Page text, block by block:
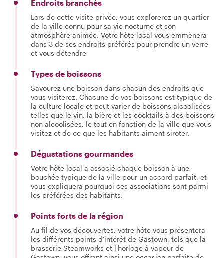
Endroits branchés
Lors de cette visite privée, vous explorerez un quartier
de la ville connu pour sa vie nocturne et son
atmosphère animée. Votre hôte local vous emmènera
dans 3 de ses endroits préférés pour prendre un verre
et vous détendre
Types de boissons
Savourez une boisson dans chacun des endroits que
vous visiterez. Chacune de vos boissons est typique de
la culture locale et peut varier de boissons alcoolisées
telles que le vin, la bière et les cocktails à des boissons
non alcoolisées, le tout en fonction de la ville que vous
visitez et de ce que les habitants aiment siroter.
Dégustations gourmandes
Votre hôte local a associé chaque boisson à une
bouchée typique de la ville pour un accord parfait, et
vous expliquera pourquoi ces associations sont parmi
les préférées des habitants.
Points forts de la région
Au fil de vos découvertes, votre hôte vous présentera
les différents points d'intérêt de Gastown, tels que la
brasserie Steamworks et l'horloge à vapeur de